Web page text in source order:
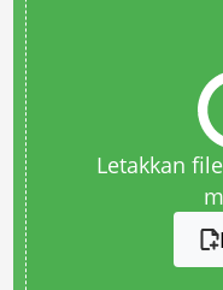
Letakkan